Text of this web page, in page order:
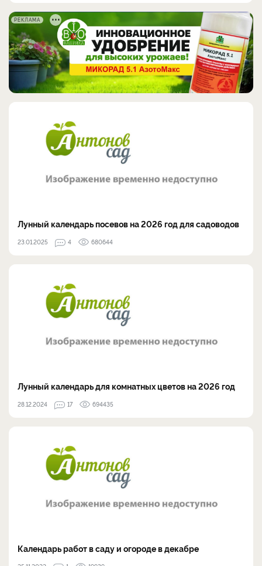
РЕКЛАМА
Лунный календарь посевов на 2026 год для садоводов
23.01.2025 4 680644
Лунный календарь для комнатных цветов на 2026 год
28.12.2024 17 694435
Календарь работ в саду и огороде в декабре